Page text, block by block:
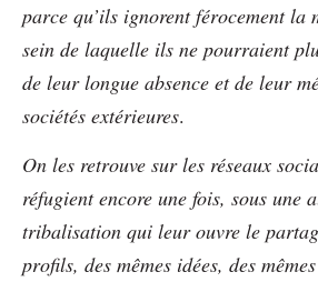
parce qu’ils ignorent férocement la
sein de laquelle ils ne pourraient
de leur longue absence et de leur
sociétés extérieures.
On les retrouve sur les réseaux
réfugient encore une fois, sous une
tribalisation qui leur ouvre le
profils, des mêmes idées, des